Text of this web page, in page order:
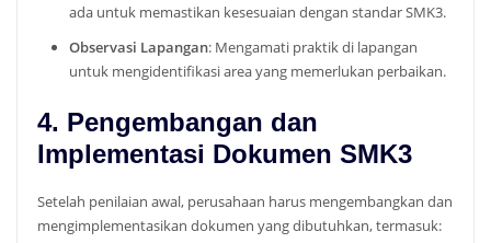
ada untuk memastikan kesesuaian dengan standar SMK3.
Observasi Lapangan: Mengamati praktik di lapangan
untuk mengidentifikasi area yang memerlukan perbaikan.
4. Pengembangan dan
Implementasi Dokumen SMK3
Setelah penilaian awal, perusahaan harus mengembangkan dan
mengimplementasikan dokumen yang dibutuhkan, termasuk: